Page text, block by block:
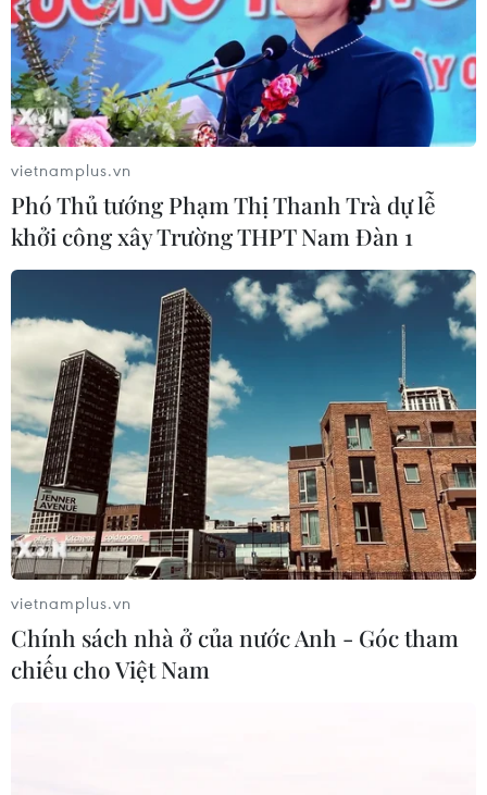
25/04/2025 02:07
Khi nhắc đến vitamin C, nhiều người lập tức nghĩ đến
quả cam - biểu tượng “kinh điển” của loại vitamin này,
tuy nhiên trong thực tế, cam hoàn toàn "lép vế" trước 6
loại trái cây quen thuộc dưới đây.
9 loại trái cây cực kỳ tốt để bổ sung vào
bữa sáng của bạn
11/09/2024 04:31
Bổ sung trái cây vào bữa sáng không chỉ khiến bạn mở
đầu một ngày mới tràn đầy năng lượng mà còn tăng
vietnamplus.vn
Phó Thủ tướng Phạm Thị Thanh Trà dự lễ
khởi công xây Trường THPT Nam Đàn 1
vietnamplus.vn
Chính sách nhà ở của nước Anh - Góc tham
chiếu cho Việt Nam